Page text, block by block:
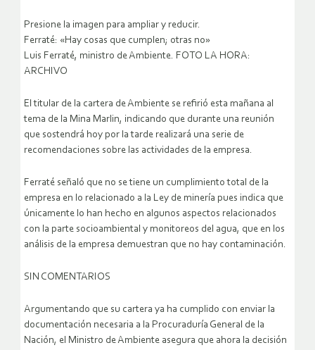
Presione la imagen para ampliar y reducir.
Ferraté: «Hay cosas que cumplen; otras no»
Luis Ferraté, ministro de Ambiente. FOTO LA HORA:
ARCHIVO
El titular de la cartera de Ambiente se refirió esta mañana al
tema de la Mina Marlin, indicando que durante una reunión
que sostendrá hoy por la tarde realizará una serie de
recomendaciones sobre las actividades de la empresa.
Ferraté señaló que no se tiene un cumplimiento total de la
empresa en lo relacionado a la Ley de minería pues indica que
únicamente lo han hecho en algunos aspectos relacionados
con la parte socioambiental y monitoreos del agua, que en los
análisis de la empresa demuestran que no hay contaminación.
SIN COMENTARIOS
Argumentando que su cartera ya ha cumplido con enviar la
documentación necesaria a la Procuraduría General de la
Nación, el Ministro de Ambiente asegura que ahora la decisión